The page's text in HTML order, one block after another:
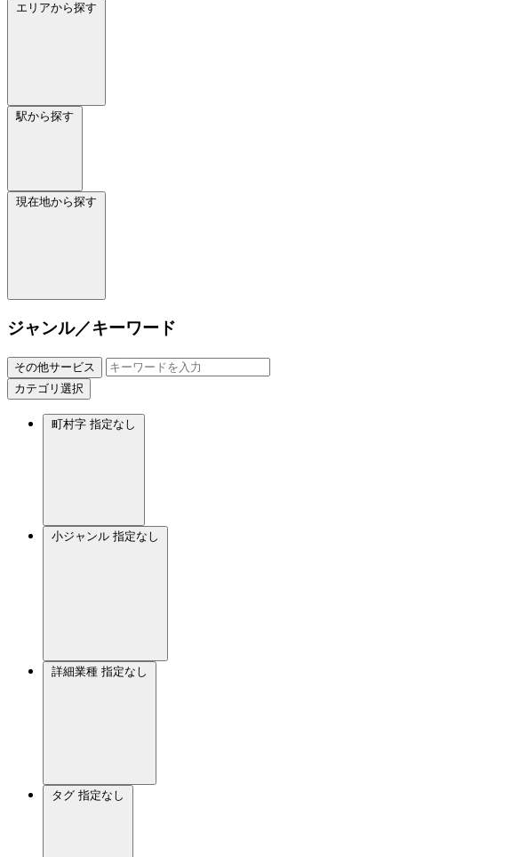
エリアから探す
駅から探す
現在地から探す
ジャンル／キーワード
その他サービス
カテゴリ選択
町村字 指定なし
小ジャンル 指定なし
詳細業種 指定なし
タグ 指定なし